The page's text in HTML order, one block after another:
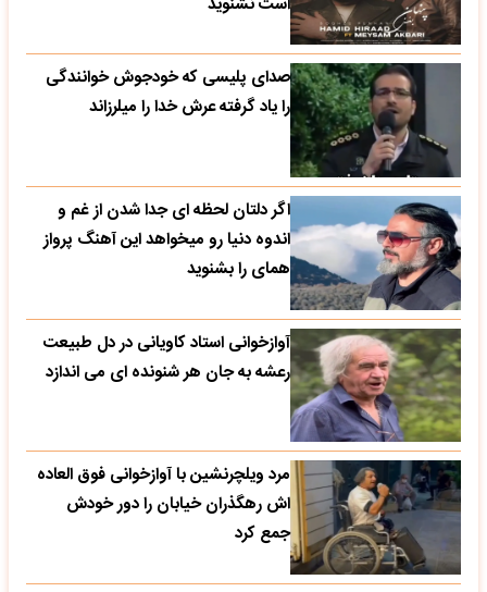
صدای پلیسی که خودجوش خوانندگی
را یاد گرفته عرش خدا را میلرزاند
اگر دلتان لحظه ای جدا شدن از غم و
اندوه دنیا رو میخواهد این آهنگ پرواز
همای را بشنوید
آوازخوانی استاد کاویانی در دل طبیعت
رعشه به جان هر شنونده ای می اندازد
مرد ویلچرنشین با آوازخوانی فوق العاده
اش رهگذران خیابان را دور خودش
جمع کرد